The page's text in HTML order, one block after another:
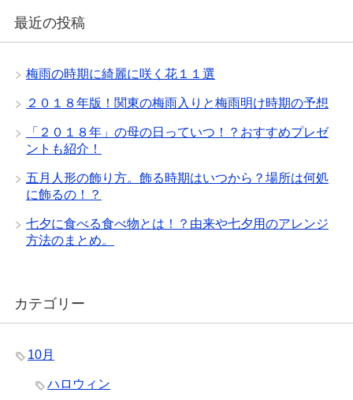
最近の投稿
梅雨の時期に綺麗に咲く花１１選
２０１８年版！関東の梅雨入りと梅雨明け時期の予想
「２０１８年」の母の日っていつ！？おすすめプレゼ
ントも紹介！
五月人形の飾り方。飾る時期はいつから？場所は何処
に飾るの！？
七夕に食べる食べ物とは！？由来や七夕用のアレンジ
方法のまとめ。
カテゴリー
10月
ハロウィン